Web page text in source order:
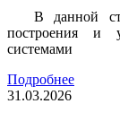
В данной
построения и
системами
Подробнее
31.03.2026